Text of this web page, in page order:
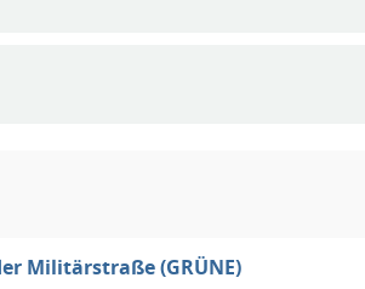
Militärstraße (GRÜNE)